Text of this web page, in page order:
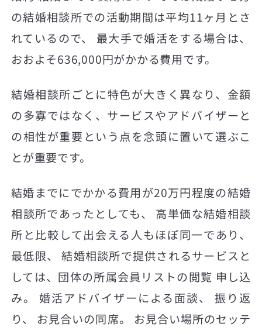
の結婚相談所での活動期間は平均11ヶ月とさ
れているので、 最大手で婚活をする場合は、
おおよそ636,000円がかかる費用です。
結婚相談所ごとに特色が大きく異なり、金額
の多寡ではなく、サービスやアドバイザーと
の相性が重要という点を念頭に置いて選ぶこ
とが重要です。
結婚までにでかかる費用が20万円程度の結婚
相談所であったとしても、 高単価な結婚相談
所と比較して出会える人もほぼ同一であり、
最低限、 結婚相談所で提供されるサービスと
しては、団体の所属会員リストの閲覧 申し込
み。 婚活アドバイザーによる面談、 振り返
り、 お見合いの同席。 お見合い場所のセッテ